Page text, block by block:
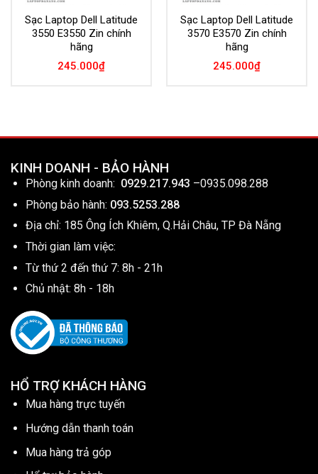
Sạc Laptop Dell Latitude
3550 E3550 Zin chính
hãng
245.000₫
Sạc Laptop Dell Latitude
3570 E3570 Zin chính
hãng
245.000₫
KINH DOANH - BẢO HÀNH
Phòng kinh doanh: 0929.217.943 –0935.098.288
Phòng bảo hành: 093.5253.288
Địa chỉ: 185 Ông Ích Khiêm, Q.Hải Châu, TP Đà Nẵng
Thời gian làm việc:
Từ thứ 2 đến thứ 7: 8h - 21h
Chủ nhật: 8h - 18h
HỔ TRỢ KHÁCH HÀNG
Mua hàng trực tuyến
Hướng dẫn thanh toán
Mua hàng trả góp